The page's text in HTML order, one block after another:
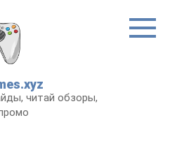
читай обзоры,